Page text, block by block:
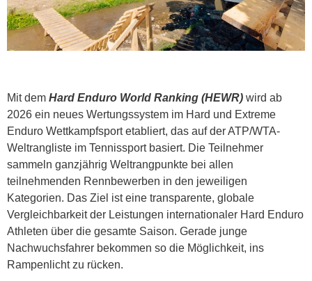
Mit dem Hard Enduro World Ranking (HEWR) wird ab
2026 ein neues Wertungssystem im Hard und Extreme
Enduro Wettkampfsport etabliert, das auf der ATP/WTA-
Weltrangliste im Tennissport basiert. Die Teilnehmer
sammeln ganzjährig Weltrangpunkte bei allen
teilnehmenden Rennbewerben in den jeweiligen
Kategorien. Das Ziel ist eine transparente, globale
Vergleichbarkeit der Leistungen internationaler Hard Enduro
Athleten über die gesamte Saison. Gerade junge
Nachwuchsfahrer bekommen so die Möglichkeit, ins
Rampenlicht zu rücken.